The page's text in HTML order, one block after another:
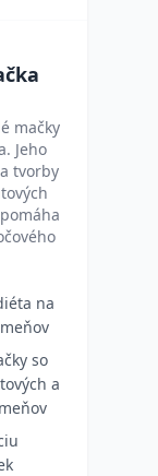
mačky
Jeho
tvorby
na
so
a